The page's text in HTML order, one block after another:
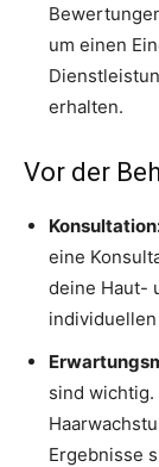
um einen
erhalten.
Vor der
eine
deine Haut-
sind
Ergebnisse